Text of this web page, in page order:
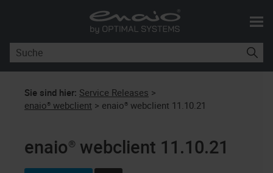
Skip To Main Content
Sie sind hier: Service Releases >
enaio® webclient > enaio® webclient 11.10.21
enaio® webclient 11.10.21